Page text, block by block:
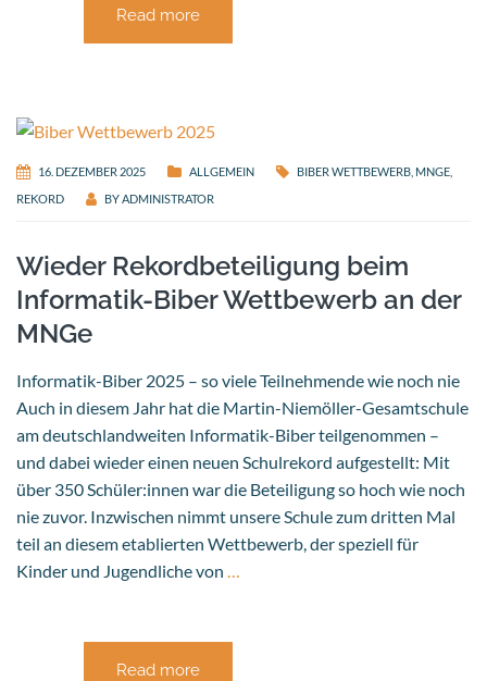
Read more
16. DEZEMBER 2025 ALLGEMEIN BIBER WETTBEWERB MNGE
REKORD
BY ADMINISTRATOR
Wieder Rekordbeteiligung beim
Informatik-Biber Wettbewerb an der
MNGe
Informatik-Biber 2025 – so viele Teilnehmende wie noch nie
Auch in diesem Jahr hat die Martin-Niemöller-Gesamtschule
am deutschlandweiten Informatik-Biber teilgenommen –
und dabei wieder einen neuen Schulrekord aufgestellt: Mit
über 350 Schüler:innen war die Beteiligung so hoch wie noch
nie zuvor. Inzwischen nimmt unsere Schule zum dritten Mal
teil an diesem etablierten Wettbewerb, der speziell für
Kinder und Jugendliche von
Read more